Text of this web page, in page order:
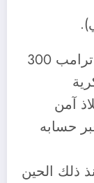
في عام 2018 ألغى الرئيس دونالد ترامب 300
آمن
حسابه
ذلك الحين